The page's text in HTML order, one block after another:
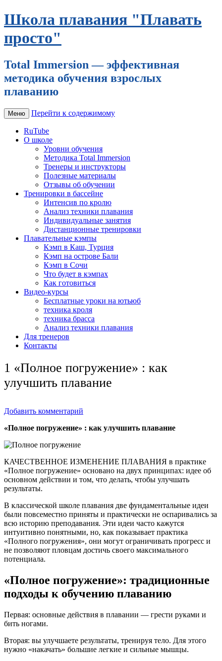
Школа плавания "Плавать
просто"
Total Immersion — эффективная
методика обучения взрослых
плаванию
Меню Перейти к содержимому
RuTube
О школе
Уровни обучения
Методика Total Immersion
Тренеры и инструкторы
Полезные материалы
Отзывы об обучении
Тренировки в бассейне
Интенсив по кролю
Анализ техники плавания
Индивидуальные занятия
Дистанционные тренировки
Плавательные кэмпы
Кэмп в Каш, Турция
Кэмп на острове Бали
Кэмп в Сочи
Что будет в кэмпах
Как готовиться
Видео-курсы
Бесплатные уроки на ютьюб
техника кроля
техника брасса
Анализ техники плавания
Для тренеров
Контакты
1 «Полное погружение» : как
улучшить плавание
Добавить комментарий
«Полное погружение» : как улучшить плавание
КАЧЕСТВЕННОЕ ИЗМЕНЕНИЕ ПЛАВАНИЯ в практике
«Полное погружение» основано на двух принципах: идее об
основном действии и том, что делать, чтобы улучшать
результаты.
В классической школе плавания две фундаментальные идеи
были повсеместно приняты и практически не оспаривались за
всю историю преподавания. Эти идеи часто кажутся
интуитивно понятными, но, как показывает практика
«Полного погружения», они могут ограничивать прогресс и
не позволяют пловцам достичь своего максимального
потенциала.
«Полное погружение»: традиционные
подходы к обучению плаванию
Первая: основные действия в плавании — грести руками и
бить ногами.
Вторая: вы улучшаете результаты, тренируя тело. Для этого
нужно «накачать» большие легкие и сильные мышцы.